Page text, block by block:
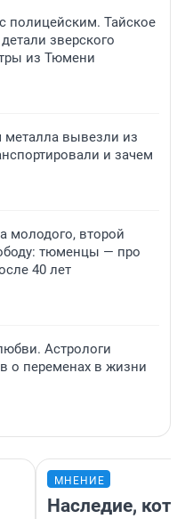
полицейским. Тайское
зверского
из Тюмени
вывезли из
и зачем
молодого, второй
тюменцы — про
40 лет
Астрологи
о переменах в жизни
МНЕНИЕ
Наследие,